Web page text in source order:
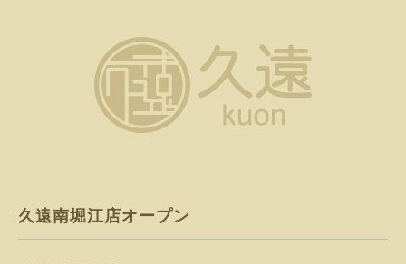
久遠南堀江店オープン